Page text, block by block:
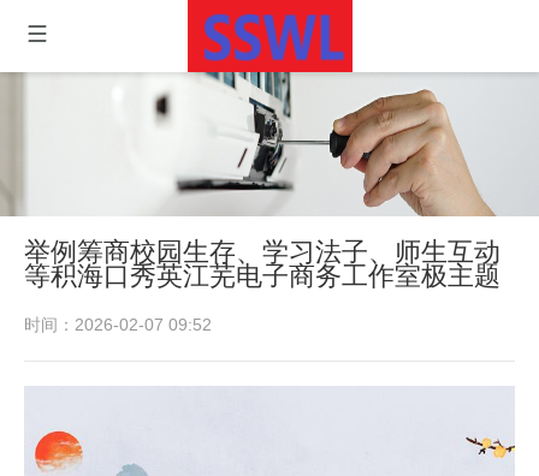
举例筹商校园生存、学习法子、师生互动
等积海口秀英江芜电子商务工作室极主题
时间：2026-02-07 09:52